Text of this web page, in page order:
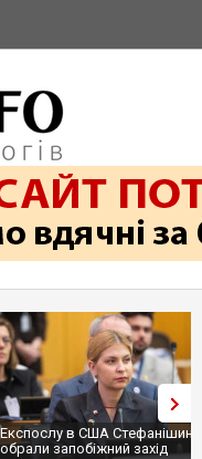
Трамп не передасть Україні
сотні ракет до Patriot, бо у